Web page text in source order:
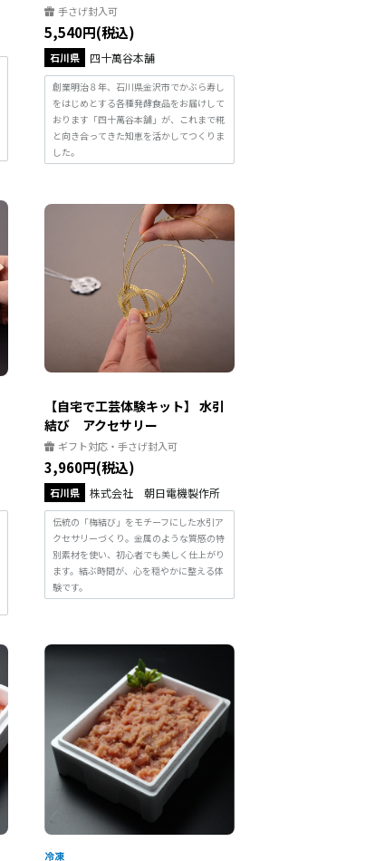
手さげ封入可
5,540円(税込)
石川県 四十萬谷本舗
創業明治８年、石川県金沢市でかぶら寿し
をはじめとする各種発酵食品をお届けして
おります「四十萬谷本舗」が、これまで糀
と向き合ってきた知恵を活かしてつくりま
した。
【自宅で工芸体験キット】 水引
結び アクセサリー
ギフト対応・手さげ封入可
3,960円(税込)
石川県 株式会社 朝日電機製作所
伝統の「梅結び」をモチーフにした水引ア
クセサリーづくり。金属のような質感の特
別素材を使い、初心者でも美しく仕上がり
ます。結ぶ時間が、心を穏やかに整える体
験です。